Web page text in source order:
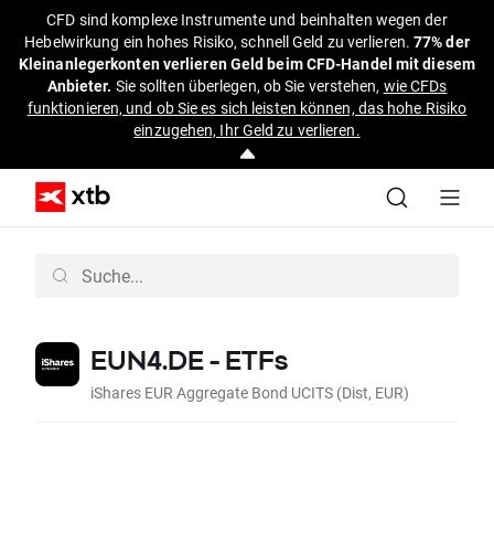
CFD sind komplexe Instrumente und beinhalten wegen der
Hebelwirkung ein hohes Risiko, schnell Geld zu verlieren.77% der
Kleinanlegerkonten verlieren Geld beim CFD-Handel mit diesem
Anbieter. Sie sollten überlegen, ob Sie verstehen, wie CFDs
funktionieren, und ob Sie es sich leisten können, das hohe Risiko
einzugehen, Ihr Geld zu verlieren.
EUN4.DE - ETFs
iShares EUR Aggregate Bond UCITS (Dist, EUR)